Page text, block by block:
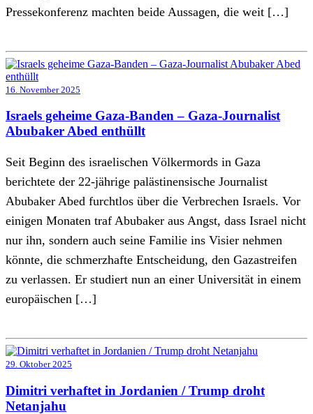
Pressekonferenz machten beide Aussagen, die weit […]
16. November 2025
Israels geheime Gaza-Banden – Gaza-Journalist
Abubaker Abed enthüllt
Seit Beginn des israelischen Völkermords in Gaza
berichtete der 22-jährige palästinensische Journalist
Abubaker Abed furchtlos über die Verbrechen Israels. Vor
einigen Monaten traf Abubaker aus Angst, dass Israel nicht
nur ihn, sondern auch seine Familie ins Visier nehmen
könnte, die schmerzhafte Entscheidung, den Gazastreifen
zu verlassen. Er studiert nun an einer Universität in einem
europäischen […]
29. Oktober 2025
Dimitri verhaftet in Jordanien / Trump droht
Netanjahu